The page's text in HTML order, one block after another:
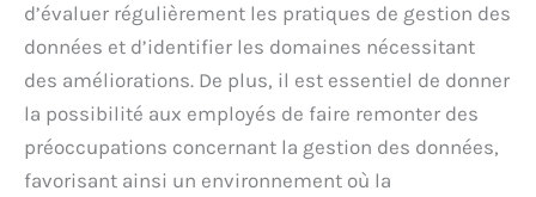
d’évaluer régulièrement les pratiques de gestion des
données et d’identifier les domaines nécessitant
des améliorations. De plus, il est essentiel de donner
la possibilité aux employés de faire remonter des
préoccupations concernant la gestion des données,
favorisant ainsi un environnement où la